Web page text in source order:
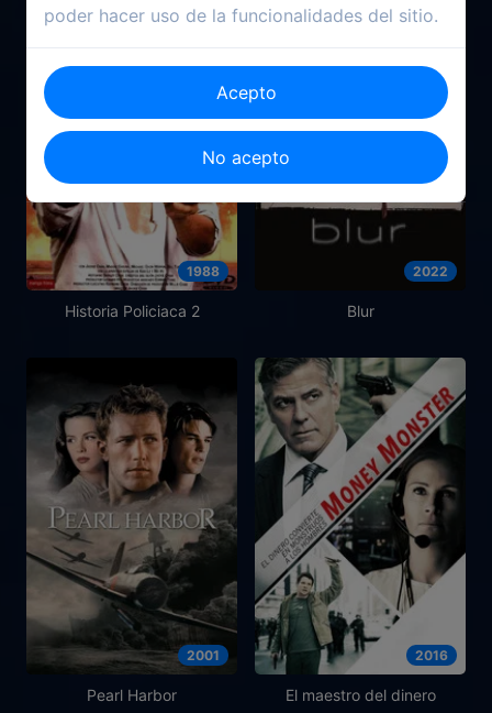
1988
Historia Policiaca 2
2022
Blur
2001
Pearl Harbor
2016
El maestro del dinero
poder hacer uso de la funcionalidades del sitio.
Acepto
No acepto